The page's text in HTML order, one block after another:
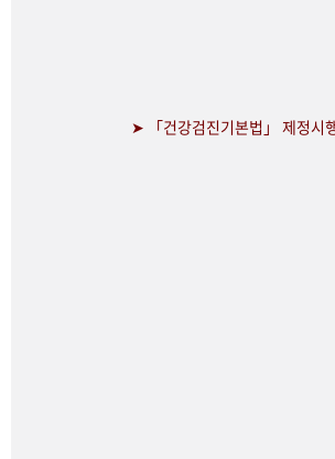
➤ 「건강검진기본법」 제정시